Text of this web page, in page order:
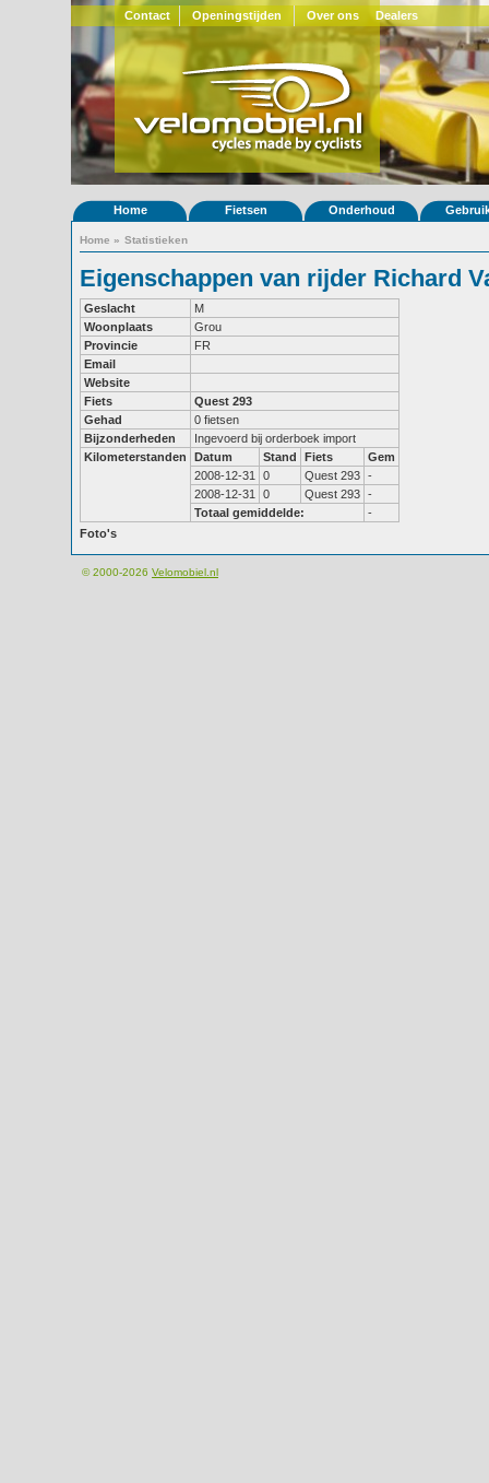
Contact Openingstijden Over ons Dealers
Home Fietsen Onderhoud
Home » Statistieken
Eigenschappen van rijder Richard
Geslacht
M
Woonplaats
Grou
Provincie
FR
Email
Website
Fiets
Quest 293
Gehad
0 fietsen
Bijzonderheden
Ingevoerd bij orderboek import
Kilometerstanden
Datum Stand Fiets
Gem
2008-12-31
0 Quest 293 -
2008-12-31
0 Quest 293 -
Totaal gemiddelde:
-
Foto's
© 2000-2026 Velomobiel.nl